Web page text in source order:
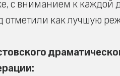
с вниманием к каждой
отметили как лучшую